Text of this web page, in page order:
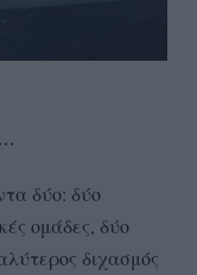
δύο: δύο
ομάδες, δύο
διχασμός